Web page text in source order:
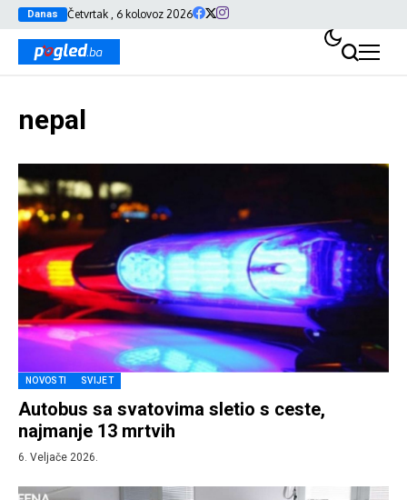
Danas Četvrtak , 6 kolovoz 2026
nepal
NOVOSTI SVIJET
Autobus sa svatovima sletio s ceste,
najmanje 13 mrtvih
6. Veljače 2026.